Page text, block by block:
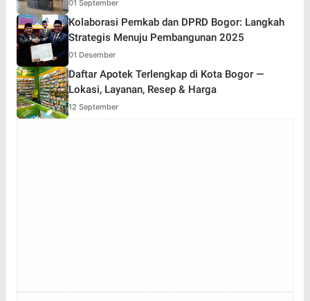
01 September
Kolaborasi Pemkab dan DPRD Bogor: Langkah
Strategis Menuju Pembangunan 2025
01 Desember
Daftar Apotek Terlengkap di Kota Bogor —
Lokasi, Layanan, Resep & Harga
12 September